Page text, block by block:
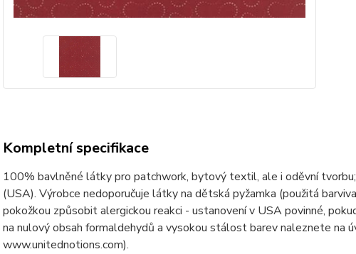
Kompletní specifikace
100% bavlněné látky pro patchwork, bytový textil, ale i oděvní
(USA). Výrobce nedoporučuje látky na dětská pyžamka (použitá
pokožkou způsobit alergickou reakci - ustanovení v USA povinné,
na nulový obsah formaldehydů a vysokou stálost barev naleznete na
www.unitednotions.com).